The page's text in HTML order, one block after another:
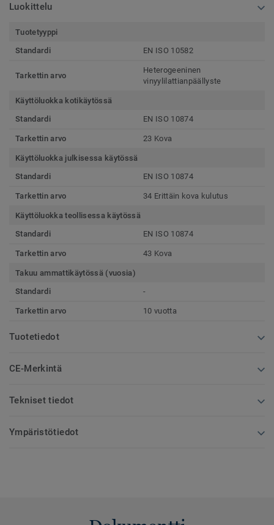
Luokittelu
Tuotetyyppi
Standardi
EN ISO 10582
Tarkettin arvo
Heterogeeninen
vinyylilattianpäällyste
Käyttöluokka kotikäytössä
Standardi
EN ISO 10874
Tarkettin arvo 23 Kova
Käyttöluokka julkisessa käytössä
Standardi
EN ISO 10874
Tarkettin arvo 34 Erittäin kova kulutus
Käyttöluokka teollisessa käytössä
Standardi
EN ISO 10874
Tarkettin arvo 43 Kova
Takuu ammattikäytössä (vuosia)
Standardi
-
Tarkettin arvo 10 vuotta
Tuotetiedot
CE-Merkintä
Tekniset tiedot
Ympäristötiedot